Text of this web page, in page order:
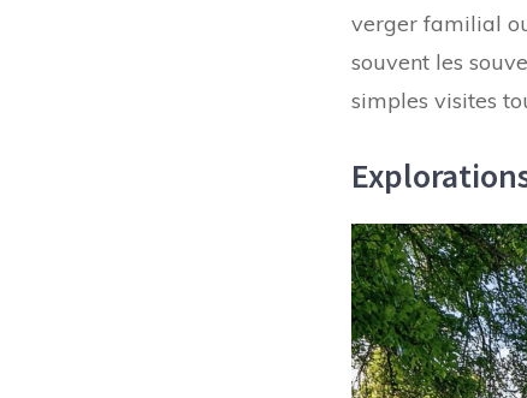
verger familial
souvent les
simples visites